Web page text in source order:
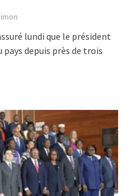
lundi que le président
depuis près de trois